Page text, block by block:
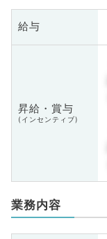
給与
昇給・賞与
(インセンティブ)
業務内容